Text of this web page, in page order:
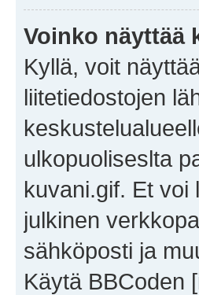
Voinko näyttää
Kyllä, voit
liitetiedostojen
ulkopuoliseslta
kuvani.gif. Et voi
julkinen
sähköposti ja
Käytä BBCoden